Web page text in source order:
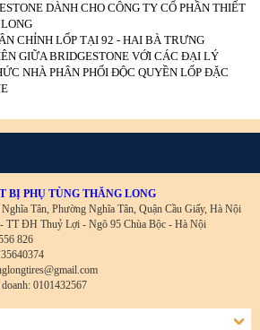
DÀNH CHO CÔNG TY CỔ PHẦN THIẾT
CHỈNH LỐP TẠI 92 - HAI BÀ TRƯNG
GIỮA BRIDGESTONE VỚI CÁC ĐẠI LÝ
NHÀ PHÂN PHỐI ĐỘC QUYỀN LỐP ĐẶC
BỊ PHỤ TÙNG THĂNG LONG
Tân, Phường Nghĩa Tân, Quận Cầu Giấy, Hà Nội
TT ĐH Thuỷ Lợi - Ngõ 95 Chùa Bộc - Hà Nội
826
0101432567